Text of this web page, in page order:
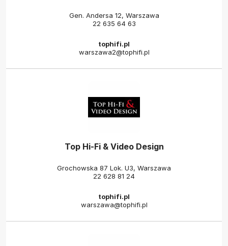
Gen. Andersa 12, Warszawa
22 635 64 63
tophifi.pl
warszawa2@tophifi.pl
Top Hi-Fi & Video Design
Grochowska 87 Lok. U3, Warszawa
22 628 81 24
tophifi.pl
warszawa@tophifi.pl